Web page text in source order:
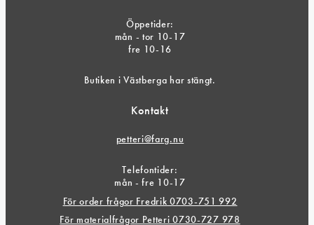
Öppetider:
mån - tor 10-17
fre 10-16
Butiken i Västberga har stängt.
Kontakt
petteri@farg.nu
Telefontider:
mån - fre 10-17
För order frågor Fredrik 0703-751 992
För materialfrågor Petteri 0730-727 978